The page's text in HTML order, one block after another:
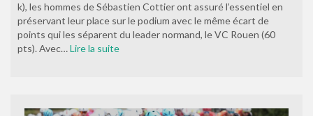
k), les hommes de Sébastien Cottier ont assuré l’essentiel en
préservant leur place sur le podium avec le même écart de
points qui les séparent du leader normand, le VC Rouen (60
pts). Avec…Lire la suite